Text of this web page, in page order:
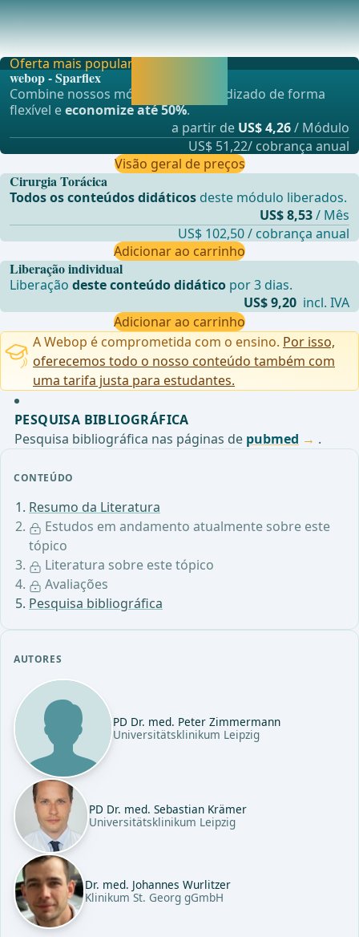
CONTEÚDO
Resumo da Literatura
Estudos em andamento atualmente sobre este
tópico
Literatura sobre este tópico
Avaliações
Pesquisa bibliográfica
AUTORES
PD Dr. med. Peter Zimmermann
Universitätsklinikum Leipzig
PD Dr. med. Sebastian Krämer
Universitätsklinikum Leipzig
Dr. med. Johannes Wurlitzer
Klinikum St. Georg gGmbH
... - Operações de Cirurgia Geral, Visceral e Transplantes,
Cirurgia Vascular e Torácica explicada
Liberação individual
Liberaçãodeste conteúdo didático por 3 dias.
US$ 9,20 incl. IVA
Adicionar ao carrinho
Oferta mais popular
webop - Sparflex
Combine nossos módulos de aprendizado de forma
flexível eeconomize até 50%.
a partir de US$ 4,26/ Módulo
US$ 51,22/ cobrança anual
Visão geral de preços
Cirurgia Torácica
Todos os conteúdos didáticos deste módulo liberados.
US$ 8,53/ Mês
US$ 102,50 / cobrança anual
Adicionar ao carrinho
A Webop é comprometida com o ensino. Por isso,
oferecemos todo o nosso conteúdo também com
uma tarifa justa para estudantes.
PESQUISA BIBLIOGRÁFICA
Pesquisa bibliográfica nas páginas de pubmed .